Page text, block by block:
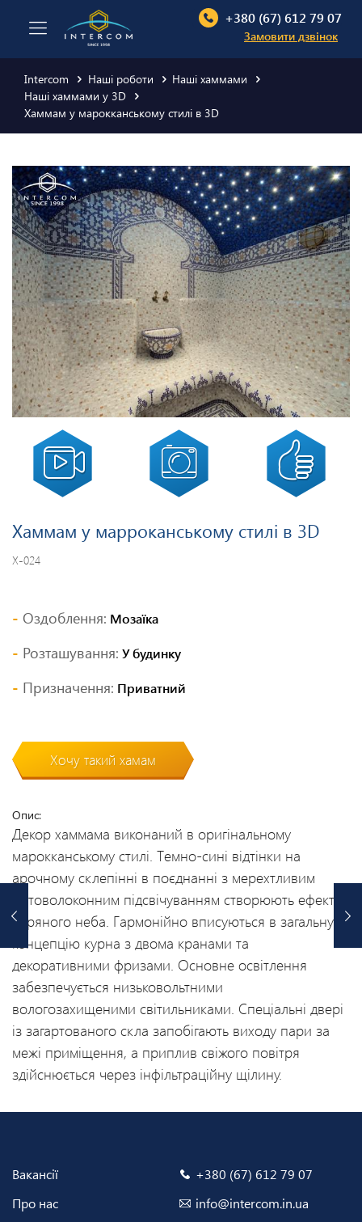
+380 (67) 612 79 07
Замовити дзвінок
Intercom Наші роботи
Наші хаммами
Наші хаммами у 3D
Хаммам у марокканському стилі в 3D
Хаммам у марроканському стилі в 3D
Х-024
Оздоблення: Мозаїка
Розташування: У будинку
Призначення: Приватний
Хочу такий хамам
Опис:
Декор хаммама виконаний в оригінальному
марокканському стилі. Темно-сині відтінки на
арочному склепінні в поєднанні з мерехтливим
оптоволоконним підсвічуванням створюють ефект
зоряного неба. Гармонійно вписуються в загальну
концепцію курна з двома кранами та
декоративними фризами. Основне освітлення
забезпечується низьковольтними
вологозахищеними світильниками. Спеціальні двері
із загартованого скла запобігають виходу пари за
межі приміщення, а приплив свіжого повітря
здійснюється через інфільтраційну щілину.
Вакансії
Про нас
+380 (67) 612 79 07
info@intercom.in.ua